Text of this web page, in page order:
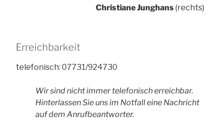
Christiane Junghans(rechts)
Erreichbarkeit
telefonisch: 07731/924730
Wir sind nicht immer telefonisch erreichbar.
Hinterlassen Sie uns im Notfall eine Nachricht
auf dem Anrufbeantworter.